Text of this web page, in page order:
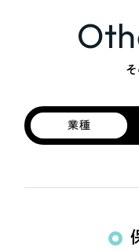
業種